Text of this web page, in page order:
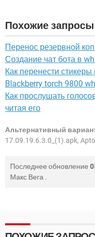
Похожие запросы
Перенос резервной
Создание чат бота в
Как перенести
Blackberry torch 9800
Как прослушать
читая его
Альтернативный
17.09.19.6.3.0_(1).apk,
Последнее обновление
Макс Вега .